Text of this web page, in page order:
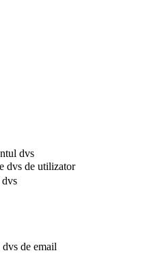
dvs
dvs de utilizator
dvs
dvs de email